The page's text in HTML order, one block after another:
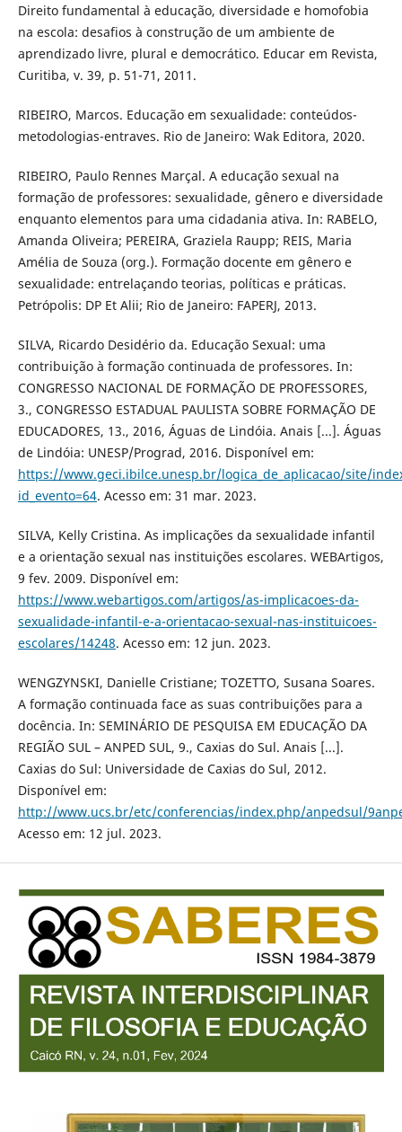
Direito fundamental à educação, diversidade e homofobia
na escola: desafios à construção de um ambiente de
aprendizado livre, plural e democrático. Educar em Revista,
Curitiba, v. 39, p. 51-71, 2011.
RIBEIRO, Marcos. Educação em sexualidade: conteúdos-
metodologias-entraves. Rio de Janeiro: Wak Editora, 2020.
RIBEIRO, Paulo Rennes Marçal. A educação sexual na
formação de professores: sexualidade, gênero e diversidade
enquanto elementos para uma cidadania ativa. In: RABELO,
Amanda Oliveira; PEREIRA, Graziela Raupp; REIS, Maria
Amélia de Souza (org.). Formação docente em gênero e
sexualidade: entrelaçando teorias, políticas e práticas.
Petrópolis: DP Et Alii; Rio de Janeiro: FAPERJ, 2013.
SILVA, Ricardo Desidério da. Educação Sexual: uma
contribuição à formação continuada de professores. In:
CONGRESSO NACIONAL DE FORMAÇÃO DE PROFESSORES,
3., CONGRESSO ESTADUAL PAULISTA SOBRE FORMAÇÃO DE
EDUCADORES, 13., 2016, Águas de Lindóia. Anais [...]. Águas
de Lindóia: UNESP/Prograd, 2016. Disponível em:
https://www.geci.ibilce.unesp.br/logica_de_aplicacao/site/
id_evento=64. Acesso em: 31 mar. 2023.
SILVA, Kelly Cristina. As implicações da sexualidade infantil
e a orientação sexual nas instituições escolares. WEBArtigos,
9 fev. 2009. Disponível em:
https://www.webartigos.com/artigos/as-implicacoes-da-
sexualidade-infantil-e-a-orientacao-sexual-nas-instituicoes-
escolares/14248. Acesso em: 12 jun. 2023.
WENGZYNSKI, Danielle Cristiane; TOZETTO, Susana Soares.
A formação continuada face as suas contribuições para a
docência. In: SEMINÁRIO DE PESQUISA EM EDUCAÇÃO DA
REGIÃO SUL – ANPED SUL, 9., Caxias do Sul. Anais [...].
Caxias do Sul: Universidade de Caxias do Sul, 2012.
Disponível em:
http://www.ucs.br/etc/conferencias/index.php/anpedsul/
Acesso em: 12 jul. 2023.